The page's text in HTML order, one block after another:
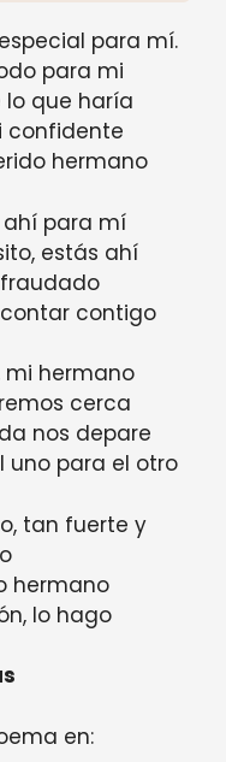
para mí.
para mi
lo que haría
confidente
hermano
para mí
estás ahí
contigo
mi hermano
cerca
nos depare
uno para el otro
tan fuerte y
hermano
lo hago
en: